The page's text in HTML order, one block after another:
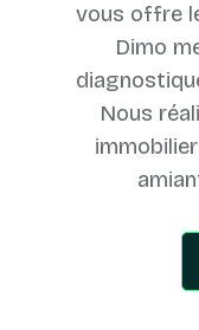
vous offre
Dimo
Nous